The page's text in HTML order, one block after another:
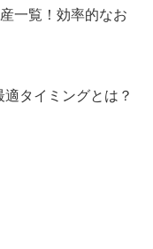
一覧！効率的なお
タイミングとは？